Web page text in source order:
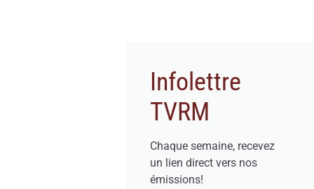
Infolettre
TVRM
Chaque semaine, recevez
un lien direct vers nos
émissions!